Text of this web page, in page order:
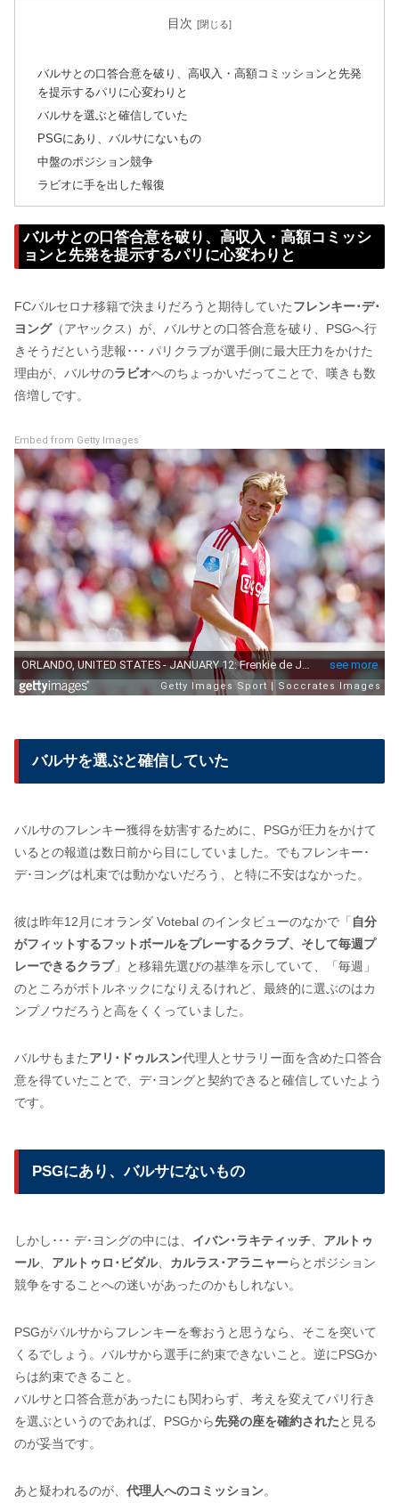
目次
バルサとの口答合意を破り、高収入・高額コミッションと先発
を提示するパリに心変わりと
バルサを選ぶと確信していた
PSGにあり、バルサにないもの
中盤のポジション競争
ラビオに手を出した報復
バルサとの口答合意を破り、高収入・高額コミッシ
ョンと先発を提示するパリに心変わりと
FCバルセロナ移籍で決まりだろうと期待していたフレンキー･デ･
ヨング（アヤックス）が、バルサとの口答合意を破り、PSGへ行
きそうだという悲報･･･ パリクラブが選手側に最大圧力をかけた
理由が、バルサのラビオへのちょっかいだってことで、嘆きも数
倍増しです。
Embed from Getty Images
バルサを選ぶと確信していた
バルサのフレンキー獲得を妨害するために、PSGが圧力をかけて
いるとの報道は数日前から目にしていました。でもフレンキー･
デ･ヨングは札束では動かないだろう、と特に不安はなかった。
彼は昨年12月にオランダ Votebal のインタビューのなかで「 自分
がフィットするフットボールをプレーするクラブ、そして毎週プ
レーできるクラブ」と移籍先選びの基準を示していて、「毎週」
のところがボトルネックになりえるけれど、最終的に選ぶのはカ
ンプノウだろうと高をくくっていました。
バルサもまたアリ･ドゥルスン代理人とサラリー面を含めた口答合
意を得ていたことで、デ･ヨングと契約できると確信していたよう
です。
PSGにあり、バルサにないもの
しかし･･･ デ･ヨングの中には、 イバン･ラキティッチ
アルトゥ
ール、 アルトゥロ･ビダル、 カルラス･アラニャーらとポジション
競争をすることへの迷いがあったのかもしれない。
PSGがバルサからフレンキーを奪おうと思うなら、そこを突いて
くるでしょう。バルサから選手に約束できないこと。逆にPSGか
らは約束できること。
バルサと口答合意があったにも関わらず、考えを変えてパリ行き
を選ぶというのであれば、PSGから先発の座を確約されたと見る
のが妥当です。
あと疑われるのが、 代理人へのコミッション。